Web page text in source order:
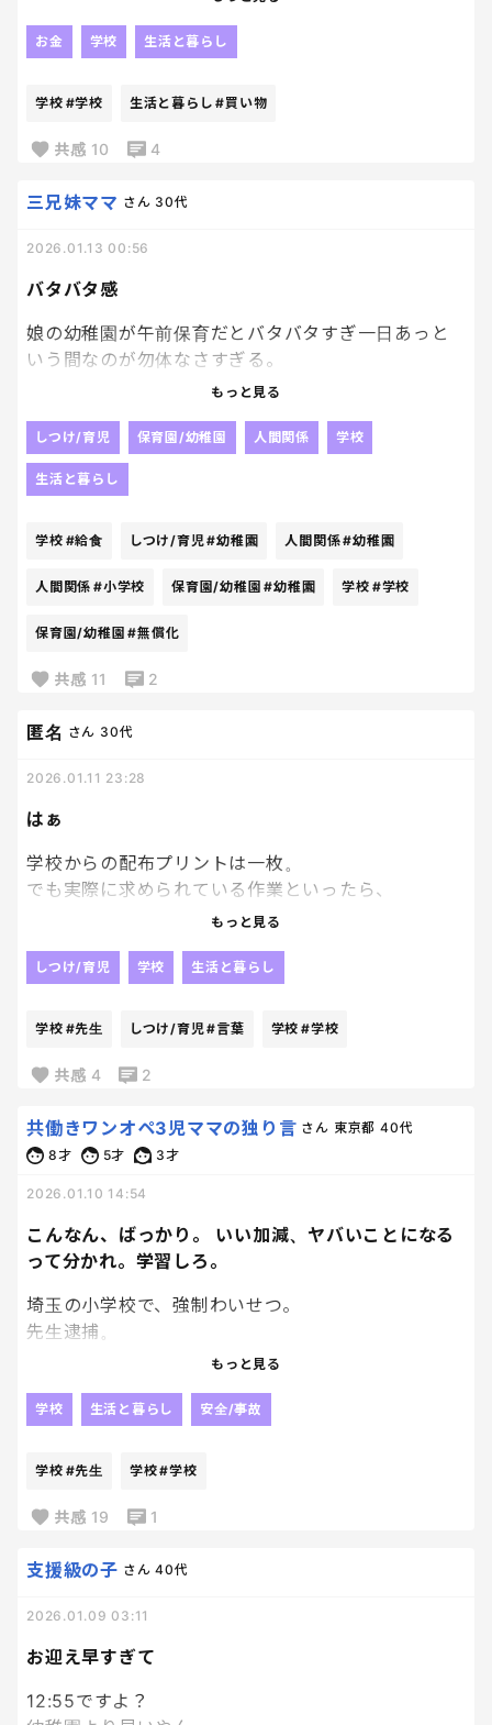
集金のために、わざわざ現金で買い物して両替して
お金 学校 生活と暮らし
学校 #学校 生活と暮らし #買い物
共感 10 4
バタバタ感
三兄妹ママ さん 30代
2026.01.13 00:56
娘の幼稚園が午前保育だとバタバタすぎ一日あっと
いう間なのが勿体なさすぎる。
ちなみに、小学校もまだ給食始まってないから困るん
私の住む地域は、給食費無償化ではないわけで。
給食費しっかり払ってるんだから、早く給食始めて
もっと見る
しつけ/育児 保育園/幼稚園 人間関係 学校
生活と暮らし
学校 #給食 しつけ/育児#幼稚園 人間関係#幼稚園
人間関係 #小学校 保育園/幼稚園 #幼稚園 学校 #学校
保育園/幼稚園 #無償化
共感 11 2
はぁ
匿名 さん 30代
2026.01.11 23:28
学校からの配布プリントは一枚。
でも実際に求められている作業といったら、
記入・提出・準備・期限管理・確認まで全部込み。
「お子さんと一緒に確認してください」という先生
るのは、結局親。
先生、、、
もっと見る
しつけ/育児 学校 生活と暮らし
学校 #先生 しつけ/育児#言葉 学校 #学校
共感 4 2
こんなん、ばっかり。 いい加減、ヤバいことになる
って分かれ。学習しろ。
共働きワンオペ3児ママの独り言 さん 東京都 40代
8才
5才 3才
2026.01.10 14:54
埼玉の小学校で、強制わいせつ。
先生逮捕。
「詳しくは覚えていません」
バカなの？
触った時点でアウトだろーが。
大人が、
子どもに、
もっと見る
学校 生活と暮らし 安全/事故
学校 #先生 学校#学校
共感 19 1
お迎え早すぎて
支援級の子 さん 40代
2026.01.09 03:11
12:55ですよ？